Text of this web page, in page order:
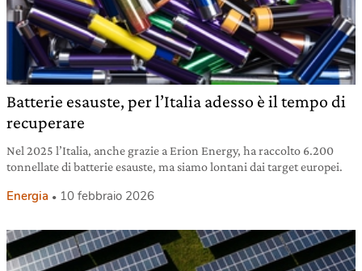
Batterie esauste, per l’Italia adesso è il tempo di
recuperare
Nel 2025 l’Italia, anche grazie a Erion Energy, ha raccolto 6.200
tonnellate di batterie esauste, ma siamo lontani dai target europei.
Energia 10 febbraio 2026